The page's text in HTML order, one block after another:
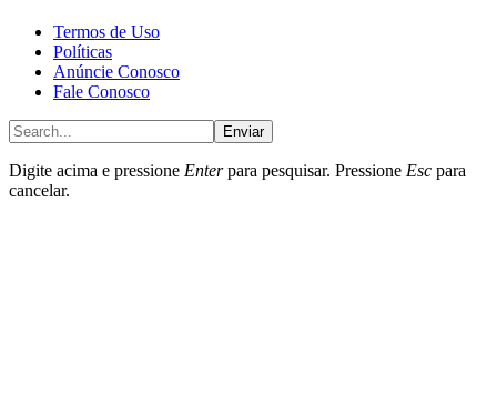
Termos de Uso
Políticas
Anúncie Conosco
Fale Conosco
Enviar
Digite acima e pressione Enterpara pesquisar. Pressione Esc para
cancelar.